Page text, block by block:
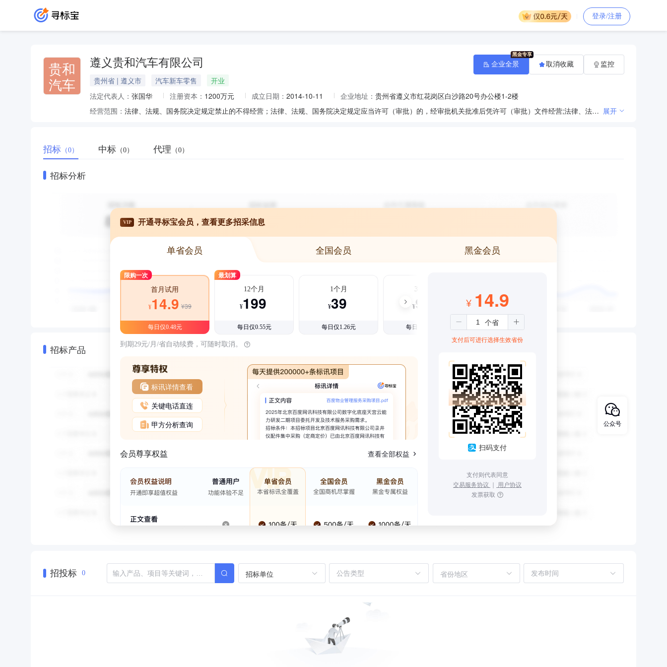
登录/注册
贵和
汽车
遵义贵和汽车有限公司
贵州省 | 遵义市 汽车新车零售
开业
法定代表人： 张国华 注册资本： 1200万元 成立日期： 2014-10-11 企业地址： 贵州省遵义市红花岗区白沙路20号办公楼1-2楼
经营范围：
法律、法规、国务院决定规定禁止的不得经营；法律、法规、国务院决定规定应当许可（审批）的，经审批机关批准后凭许可（审批）文件经营;法律、法规、国务院决定规定无需许可（审批）的，市场主体自主选择经营。（汽车新车销售；汽车零配件零售；汽车装饰用品销售；小微型客车租赁经营服务；信息咨询服务（不含许可类信息咨询服务）；二手车经销；二手车经纪；商务代理代办服务；机动车修理和维护；洗车服务；汽车拖车、求援、清障服务（依法须经批准的项目，经相关部门批准后方可开展经营活动）） 展开
企业全景 取消收藏 监控
招标 （0） 中标 （0） 代理 （0）
招标分析
招标产品
VIP 开通寻标宝会员，查看更多招采信息
单省会员 全国会员 黑金会员
限购一次
首月试用
¥14.9 ¥39
每日仅0.48元
最划算
12个月
¥199
每日仅0.55元
1个月
¥39
每日仅1.26元
3个月
¥99
每日仅1.08元
到期29元/月/省自动续费，可随时取消。
标讯详情查看
关键电话直连
甲方分析查询
会员尊享权益 查看全部权益
¥ 14.9
支付后可进行选择生效省份
扫码支付
支付则代表同意
交易服务协议 ｜ 用户协议
发票获取
招投标 0 招标单位 省份地区
公众号